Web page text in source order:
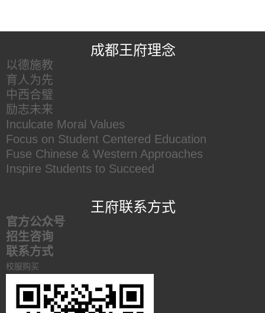
成都王府理念
以德施教
育人为先
中西合璧
励志未来
Inculcate Moral Values
Focus on Student Centered Education
Fuse Chinese & Western Approaches
Inspire Students to Succeed
王府联系方式
官方公众号
招生咨询
联系方式
校服购买